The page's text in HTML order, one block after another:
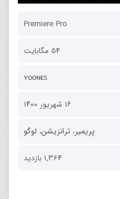
Premiere Pro
54 مگابایت
ʏᴏᴏɴᴇꜱ
۱۶ شهریور ۱۴۰۰
پریمیر، ترانزیشن، لوگو
1,364 بازدید